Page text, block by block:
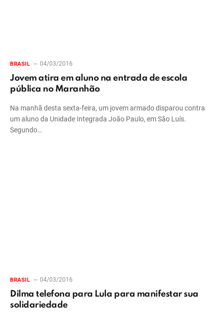
BRASIL 04/03/2016
Jovem atira em aluno na entrada de escola
pública no Maranhão
Na manhã desta sexta-feira, um jovem armado disparou contra
um aluno da Unidade Integrada João Paulo, em São Luís.
Segundo…
BRASIL 04/03/2016
Dilma telefona para Lula para manifestar sua
solidariedade